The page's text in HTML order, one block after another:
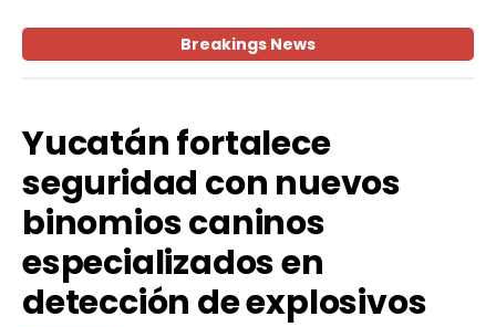
Breakings News
Yucatán fortalece
seguridad con nuevos
binomios caninos
especializados en
detección de explosivos